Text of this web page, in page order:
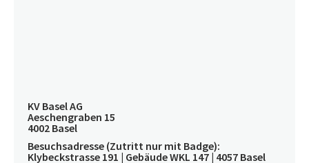
KV Basel AG
Aeschengraben 15
4002 Basel
Besuchsadresse (Zutritt nur mit Badge):
Klybeckstrasse 191 | Gebäude WKL 147 | 4057 Basel